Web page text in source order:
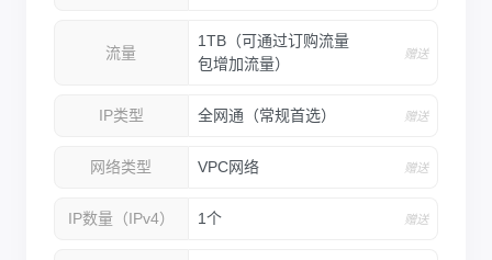
流量
1TB（可通过订购流量
包增加流量）
赠送
IP类型 全网通（常规首选） 赠送
网络类型 VPC网络 赠送
IP数量（IPv4） 1个 赠送